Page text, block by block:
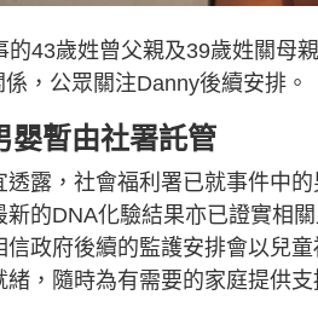
的43歲姓曾父親及39歲姓關母
，公眾關注Danny後續安排。
嬰暫由社署託管
露，社會福利署已就事件中
的DNA化驗結果亦已證實相
政府後續的監護安排會以兒
，隨時為有需要的家庭提供支